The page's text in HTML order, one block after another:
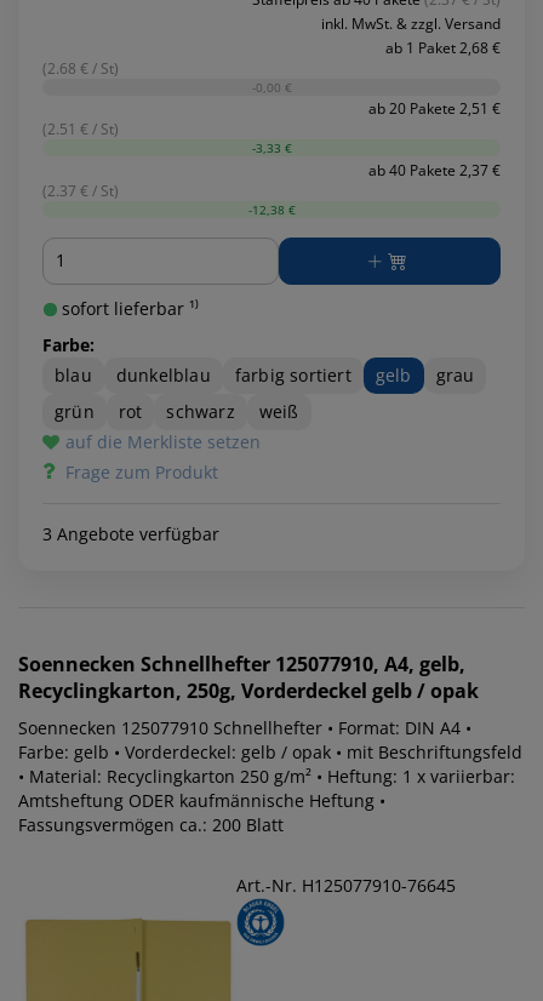
inkl. MwSt. & zzgl. Versand
ab 1 Paket 2,68 €
(2.68 € / St)
-0,00 €
ab 20 Pakete 2,51 €
(2.51 € / St)
-3,33 €
ab 40 Pakete 2,37 €
(2.37 € / St)
-12,38 €
Menge
sofort lieferbar ¹⁾
Farbe:
blau
dunkelblau farbig sortiert gelb
grau
grün
rot schwarz
weiß
auf die Merkliste setzen
Frage zum Produkt
3 Angebote verfügbar
Soennecken Schnellhefter 125077910, A4, gelb,
Recyclingkarton, 250g, Vorderdeckel gelb / opak
Soennecken 125077910 Schnellhefter • Format: DIN A4 •
Farbe: gelb • Vorderdeckel: gelb / opak • mit Beschriftungsfeld
• Material: Recyclingkarton 250 g/m² • Heftung: 1 x variierbar:
Amtsheftung ODER kaufmännische Heftung •
Fassungsvermögen ca.: 200 Blatt
Art.-Nr. H125077910-76645